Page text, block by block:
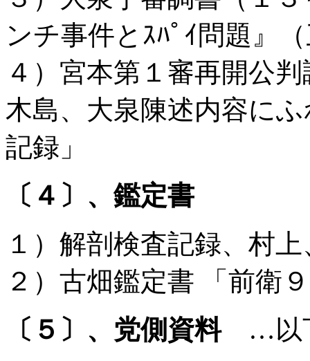
ンチ事件とｽﾊﾟｲ問題』
４）宮本第１審再開公
木島、大泉陳述内容に
記録」
〔４〕、鑑定書
１）解剖検査記録、村
２）古畑鑑定書 「前衛
〔５〕、党側資料 …以